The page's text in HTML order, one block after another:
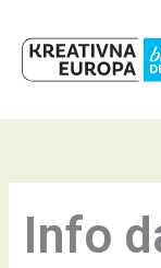
content
Info